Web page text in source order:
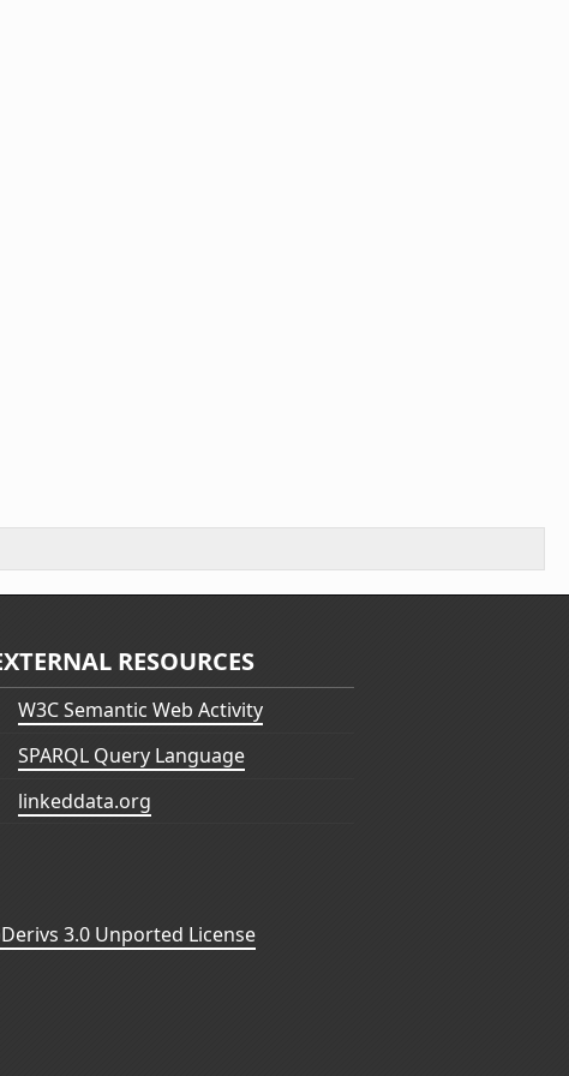
RESOURCES
W3C Semantic Web Activity
SPARQL Query Language
linkeddata.org
3.0 Unported License